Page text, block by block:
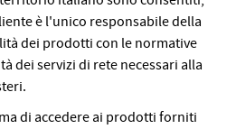
è l'unico responsabile della
dei prodotti con le normative
dei servizi di rete necessari alla
di accedere ai prodotti forniti